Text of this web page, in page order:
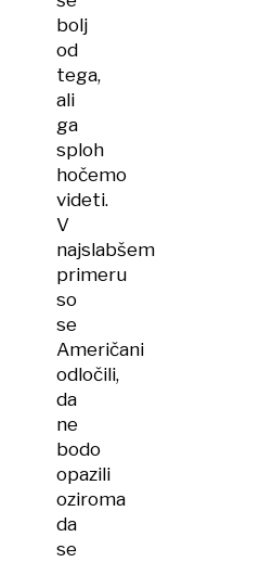
bolj
od
tega,
ali
ga
sploh
hočemo
videti.
V
najslabšem
primeru
so
se
Američani
odločili,
da
ne
bodo
opazili
oziroma
da
se